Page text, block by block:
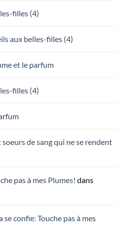
filles (4)
aux belles-filles (4)
et le parfum
filles (4)
soeurs de sang qui ne se rendent
pas à mes Plumes! dans
confie: Touche pas à mes